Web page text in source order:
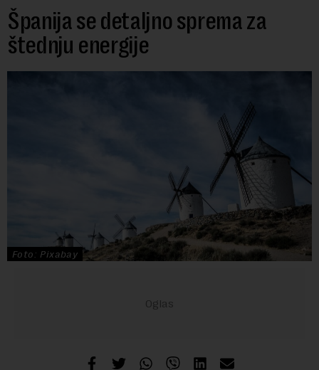
Španija se detaljno sprema za
štednju energije
Foto: Pixabay